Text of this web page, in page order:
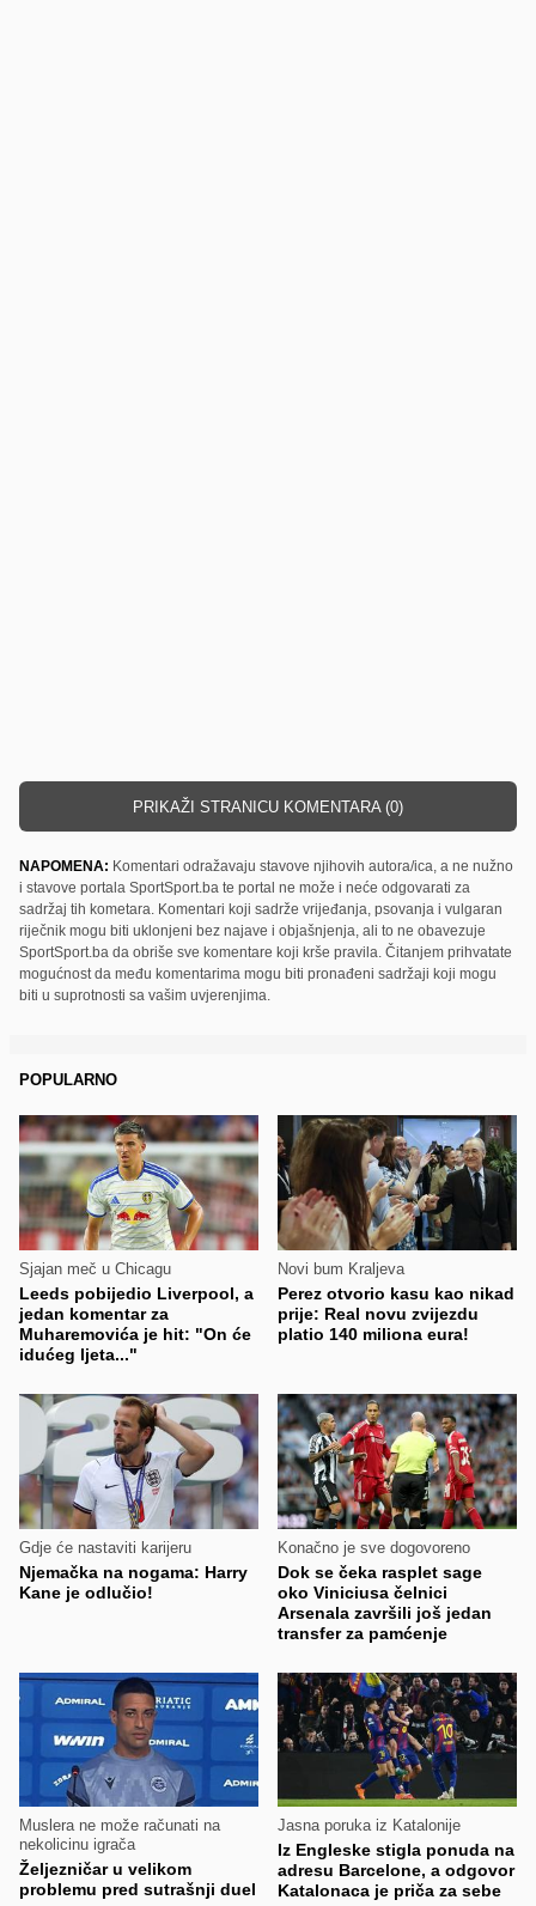
PRIKAŽI STRANICU KOMENTARA (0)
NAPOMENA: Komentari odražavaju stavove njihovih autora/ica, a ne nužno
i stavove portala SportSport.ba te portal ne može i neće odgovarati za
sadržaj tih kometara. Komentari koji sadrže vrijeđanja, psovanja i vulgaran
riječnik mogu biti uklonjeni bez najave i objašnjenja, ali to ne obavezuje
SportSport.ba da obriše sve komentare koji krše pravila. Čitanjem prihvatate
mogućnost da među komentarima mogu biti pronađeni sadržaji koji mogu
biti u suprotnosti sa vašim uvjerenjima.
POPULARNO
Sjajan meč u Chicagu
Leeds pobijedio Liverpool, a
jedan komentar za
Muharemovića je hit: "On će
idućeg ljeta..."
Novi bum Kraljeva
Perez otvorio kasu kao nikad
prije: Real novu zvijezdu
platio 140 miliona eura!
Gdje će nastaviti karijeru
Njemačka na nogama: Harry
Kane je odlučio!
Konačno je sve dogovoreno
Dok se čeka rasplet sage
oko Viniciusa čelnici
Arsenala završili još jedan
transfer za pamćenje
Muslera ne može računati na
nekolicinu igrača
Željezničar u velikom
problemu pred sutrašnji duel
Jasna poruka iz Katalonije
Iz Engleske stigla ponuda na
adresu Barcelone, a odgovor
Katalonaca je priča za sebe